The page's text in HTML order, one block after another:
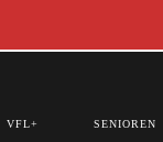
VFL+ SENIOREN